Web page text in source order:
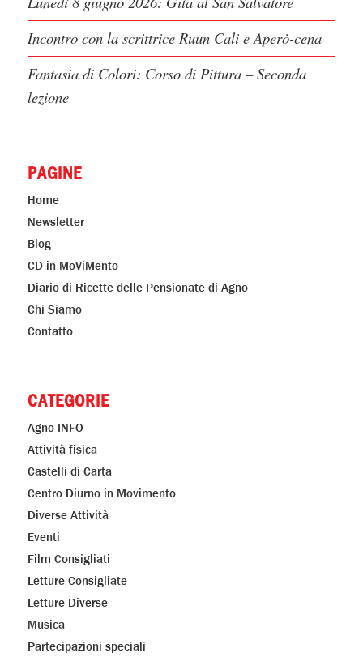
ARTICOLI RECENTI
Volontariato al Centro Diurno Ricreativo Agno
18 giugno 2026: CDR festa in compagnia e Hoop
Fantasia di Colori: Corso di Pittura – Seconda
lezione
PAGINE
Blog
Diario di Ricette delle Pensionate di Agno
Chi Siamo
Contatto
CATEGORIE
Agno INFO
Attività fisica
Castelli di Carta
Centro Diurno in Movimento